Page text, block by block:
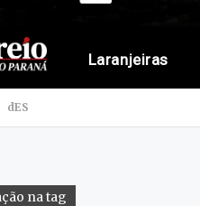
Laranjeiras
dES
na tag